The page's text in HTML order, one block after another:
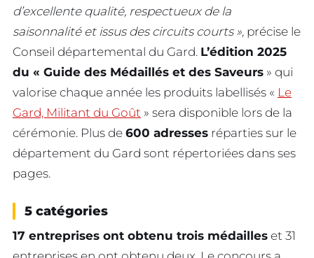
d’excellente qualité, respectueux de la
saisonnalité et issus des circuits courts », précise le
Conseil départemental du Gard. L’édition 2025
du « Guide des Médaillés et des Saveurs » qui
valorise chaque année les produits labellisés « Le
Gard, Militant du Goût » sera disponible lors de la
cérémonie. Plus de 600 adresses réparties sur le
département du Gard sont répertoriées dans ses
pages.
5 catégories
17 entreprises ont obtenu trois médailles et 31